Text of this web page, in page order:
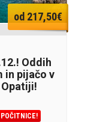
od 217,50€
Oddih
in pijačo v